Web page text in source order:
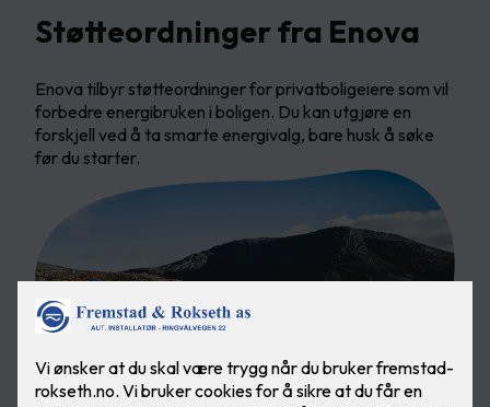
Støtteordninger fra Enova
Enova tilbyr støtteordninger for privatboligeiere som vil
forbedre energibruken i boligen. Du kan utgjøre en
forskjell ved å ta smarte energivalg, bare husk å søke
før du starter.